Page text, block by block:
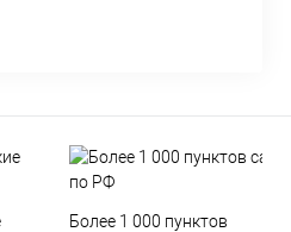
Более 1 000 пунктов